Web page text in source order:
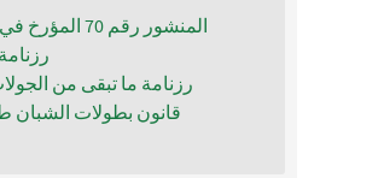
المنشور رقم 70 المؤرخ في 22 فيفري 2026
رزنامة ما تبقى من
قانون بطولات الشبان طبعة